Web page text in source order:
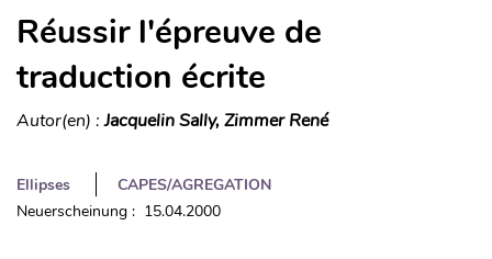
Réussir l'épreuve de
traduction écrite
Autor(en) :Jacquelin Sally, Zimmer René
Ellipses
CAPES/AGREGATION
Neuerscheinung : 15.04.2000